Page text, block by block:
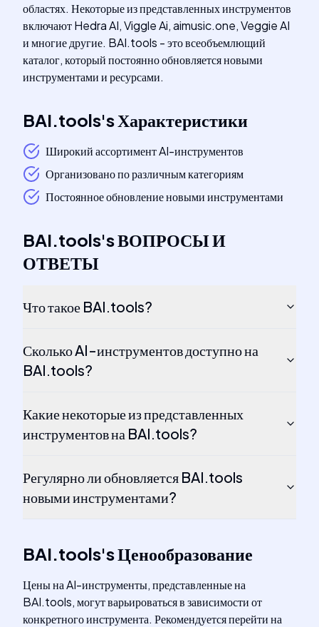
областях. Некоторые из представленных инструментов
включают Hedra AI, Viggle Ai, aimusic.one, Veggie AI
и многие другие. BAI.tools - это всеобъемлющий
каталог, который постоянно обновляется новыми
инструментами и ресурсами.
BAI.tools'sХарактеристики
Широкий ассортимент AI-инструментов
Организовано по различным категориям
Постоянное обновление новыми инструментами
BAI.tools'sВОПРОСЫ И
ОТВЕТЫ
Что такое BAI.tools?
Сколько AI-инструментов доступно на
BAI.tools?
Какие некоторые из представленных
инструментов на BAI.tools?
Регулярно ли обновляется BAI.tools
новыми инструментами?
BAI.tools'sЦенообразование
Цены на AI-инструменты, представленные на
BAI.tools, могут варьироваться в зависимости от
конкретного инструмента. Рекомендуется перейти на